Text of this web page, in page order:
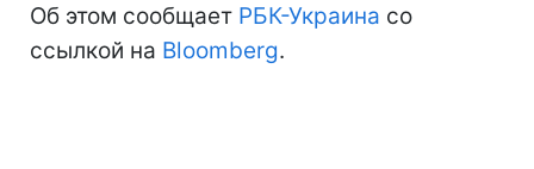
Об этом сообщает РБК-Украина со
ссылкой на Bloomberg.